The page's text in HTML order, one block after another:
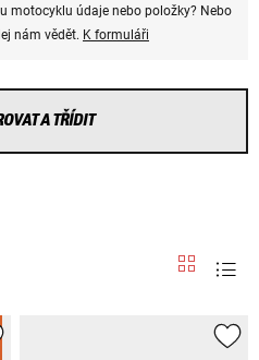
motocyklu údaje nebo položky? Nebo
nám vědět. K formuláři
A TŘÍDIT